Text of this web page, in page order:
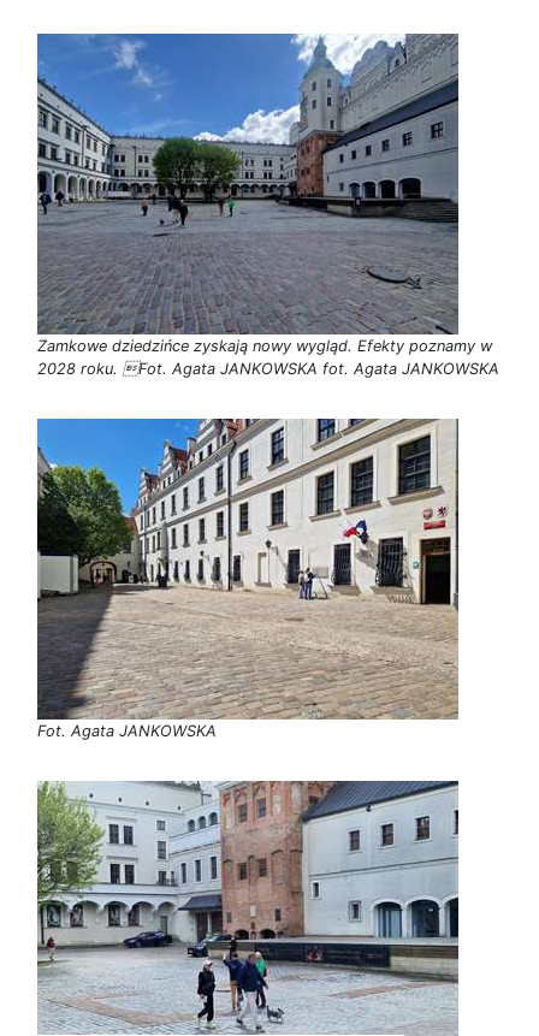
Zamkowe dziedzińce zyskają nowy wygląd. Efekty poznamy w
2028 roku. Fot. Agata JANKOWSKA fot. Agata JANKOWSKA
Fot. Agata JANKOWSKA